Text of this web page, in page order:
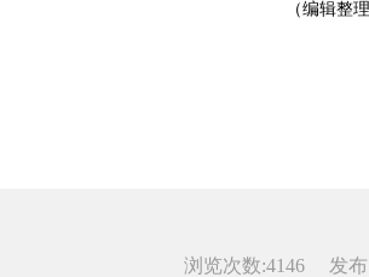
商素芳
发
浏览次数:4146